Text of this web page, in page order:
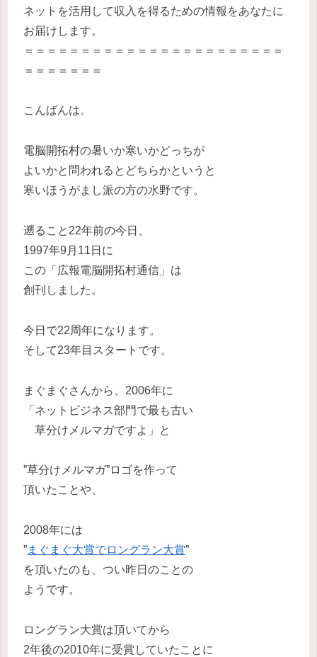
ネットを活用して収入を得るための情報をあなたに
お届けします。
＝＝＝＝＝＝＝＝＝＝＝＝＝＝＝＝＝＝＝＝＝＝＝
＝＝＝＝＝＝＝
こんばんは。
電脳開拓村の暑いか寒いかどっちが
よいかと問われるとどちらかというと
寒いほうがまし派の方の水野です。
遡ること22年前の今日、
1997年9月11日に
この「広報電脳開拓村通信」は
創刊しました。
今日で22周年になります。
そして23年目スタートです。
まぐまぐさんから、2006年に
「ネットビジネス部門で最も古い
草分けメルマガですよ」と
”草分けメルマガ”ロゴを作って
頂いたことや、
2008年には
”まぐまぐ大賞でロングラン大賞”
を頂いたのも、つい昨日のことの
ようです。
ロングラン大賞は頂いてから
2年後の2010年に受賞していたことに